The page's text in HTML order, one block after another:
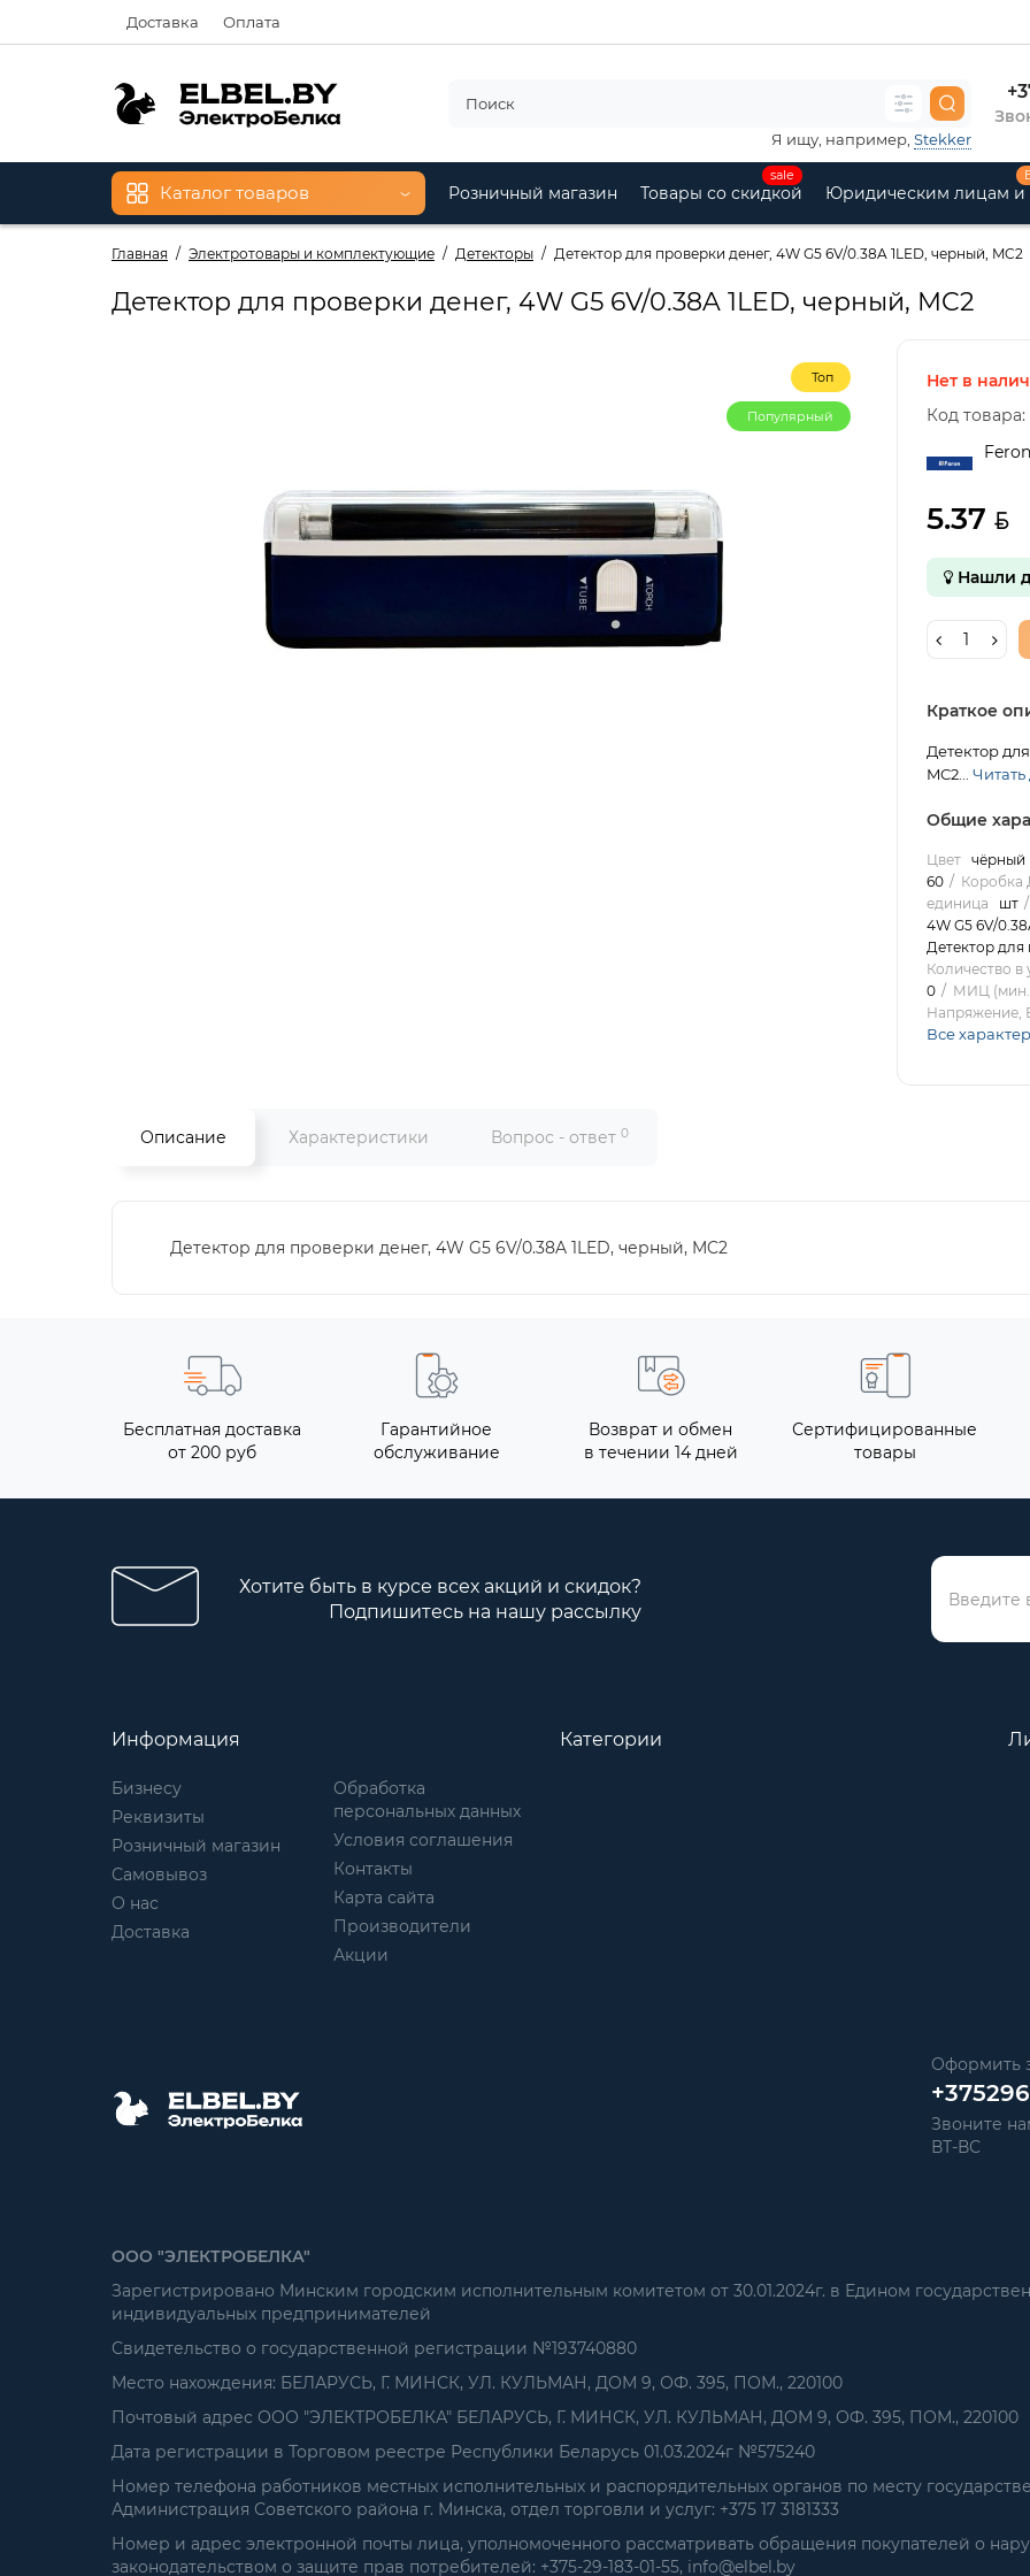
Доставка Оплата
Я ищу, например, Stekker
Каталог товаров Розничный магазин
sale
Товары со скидкой Юридическим лицам
Главная Электротовары и комплектующие Детекторы Детектор для проверки денег, 4W G5 6V/0.38A 1LED, черный, MC2
Детектор для проверки денег, 4W G5 6V/0.38A 1LED, черный, MC2
Топ
Популярный
Нет в
Код товара:
Feron
5.37
Нашли
Краткое
Детектор
MC2... Читать
Общие
Цвет чёрный
60
Коробка
единица
шт
4W G5 6V/
Детектор для
Количество в
0
МИЦ (мин.
Напряжение,
Все
Описание Характеристики Вопрос - ответ 0
Детектор для проверки денег, 4W G5 6V/0.38A 1LED, черный, MC2
Бесплатная доставка
от 200 руб
Гарантийное
обслуживание
Возврат и обмен
в течении 14 дней
Сертифицированные
товары
Хотите быть в курсе всех акций и скидок?
Подпишитесь на нашу рассылку
Информация
Бизнесу
Реквизиты
Розничный магазин
Самовывоз
О нас
Доставка
Обработка
персональных данных
Условия соглашения
Контакты
Карта сайта
Производители
Акции
Категории
Оформить
Звоните
ВТ-ВС
ООО "ЭЛЕКТРОБЕЛКА"
Зарегистрировано Минским городским исполнительным комитетом от 30.01.2024г. в Едином
индивидуальных предпринимателей
Свидетельство о государственной регистрации №193740880
Место нахождения: БЕЛАРУСЬ, Г. МИНСК, УЛ. КУЛЬМАН, ДОМ 9, ОФ. 395, ПОМ., 220100
Почтовый адрес ООО "ЭЛЕКТРОБЕЛКА" БЕЛАРУСЬ, Г. МИНСК, УЛ. КУЛЬМАН, ДОМ 9, ОФ. 395, ПОМ., 220100
Дата регистрации в Торговом реестре Республики Беларусь 01.03.2024г №575240
Номер телефона работников местных исполнительных и распорядительных органов по месту
Администрация Советского района г. Минска, отдел торговли и услуг: +375 17 3181333
Номер и адрес электронной почты лица, уполномоченного рассматривать обращения покупателей о
законодательством о защите прав потребителей: +375-29-183-01-55, info@elbel.by